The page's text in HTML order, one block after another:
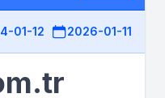
01-12 2026-01-11